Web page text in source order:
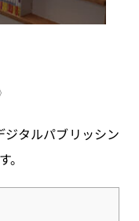
タルパブリッシン